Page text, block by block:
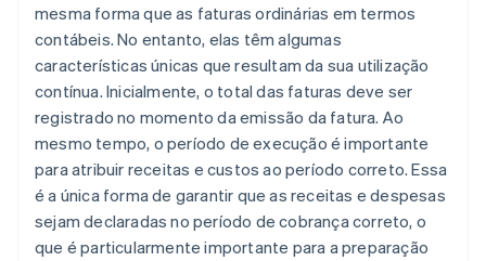
mesma forma que as faturas ordinárias em termos
contábeis. No entanto, elas têm algumas
características únicas que resultam da sua utilização
contínua. Inicialmente, o total das faturas deve ser
registrado no momento da emissão da fatura. Ao
mesmo tempo, o período de execução é importante
para atribuir receitas e custos ao período correto. Essa
é a única forma de garantir que as receitas e despesas
sejam declaradas no período de cobrança correto, o
que é particularmente importante para a preparação